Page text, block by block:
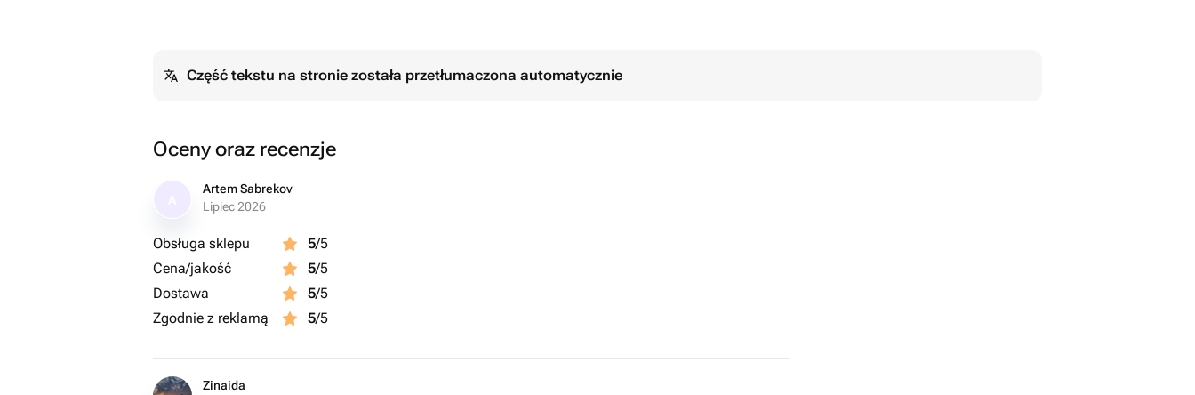
Część tekstu na stronie została przetłumaczona automatycznie
Oceny oraz recenzje
Artem Sabrekov
Lipiec 2026
Obsługa sklepu 5/5
Cena/jakość
5/5
Dostawa
5/5
Zgodnie z reklamą
5/5
Zinaida